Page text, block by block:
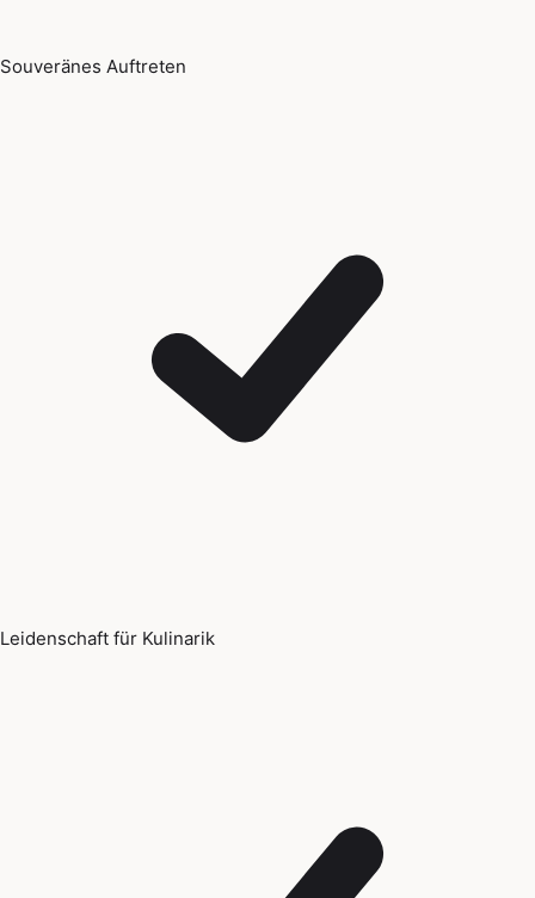
Souveränes Auftreten
Leidenschaft für Kulinarik